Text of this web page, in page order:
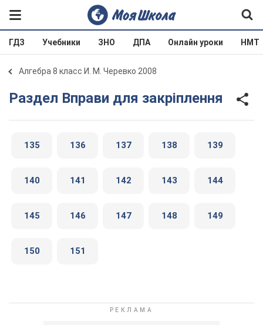
ГДЗ Учебники ЗНО ДПА Онлайн уроки НМТ
Алгебра 8 класс И. М. Черевко 2008
Раздел Вправи для закріплення
135 136 137 138 139
140 141 142 143 144
145 146 147 148 149
150 151